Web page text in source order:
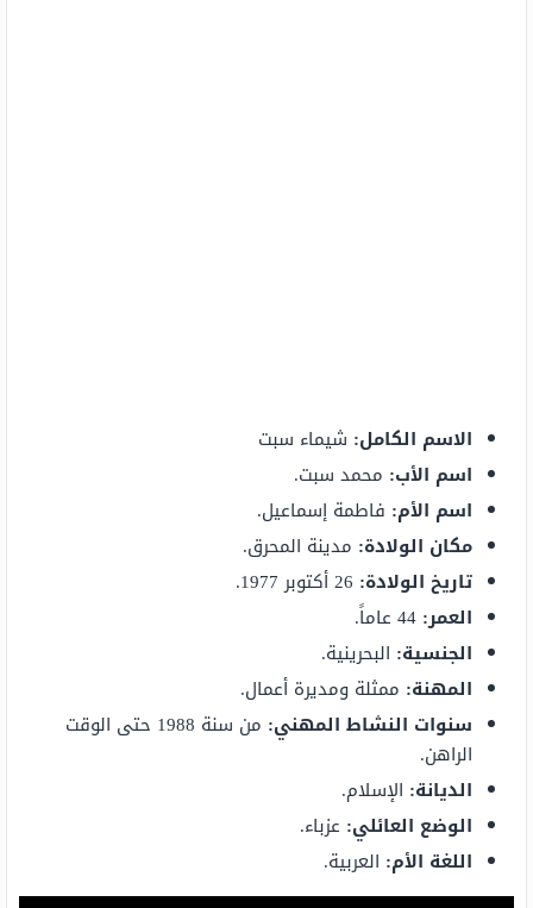
الاسم الكامل: شيماء سبت
اسم الأب: محمد سبت.
اسم الأم: فاطمة إسماعيل.
مكان الولادة: مدينة المحرق.
تاريخ الولادة: 26 أكتوبر 1977.
العمر: 44 عاماً.
الجنسية: البحرينية.
المهنة: ممثلة ومديرة أعمال.
سنوات النشاط المهني:
من سنة 1988 حتى الوقت
الراهن.
الديانة: الإسلام.
الوضع العائلي: عزباء.
اللغة الأم: العربية.